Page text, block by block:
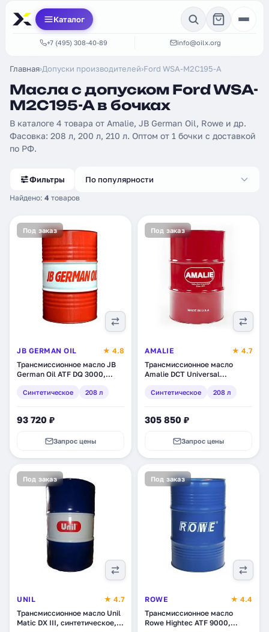
Каталог
+7 (495) 308-40-89 info@oilx.org
Главная›Допуски производителей›Ford WSA-M2C195-A
Масла с допуском Ford WSA-
M2C195-A в бочках
В каталоге 4 товара от Amalie, JB German Oil, Rowe и др.
Фасовка: 208 л, 200 л, 210 л. Оптом от 1 бочки с доставкой
по РФ.
Фильтры
Найдено: 4 товаров
По популярности
Под заказ
JB GERMAN OIL
★ 4.8
Трансмиссионное масло JB
German Oil ATF DQ 3000,
(4027311007395)
Синтетическое 208 л
93 720 ₽
Запрос цены
Под заказ
AMALIE
★ 4.7
Трансмиссионное масло
Amalie DCT Universal
синтетическое, 208 л (160-
Синтетическое 208 л
305 850 ₽
Запрос цены
Под заказ
UNIL
★ 4.7
Трансмиссионное масло Unil
Matic DX III, синтетическое,
Под заказ
ROWE
★ 4.4
Трансмиссионное масло
Rowe Hightec ATF 9000,